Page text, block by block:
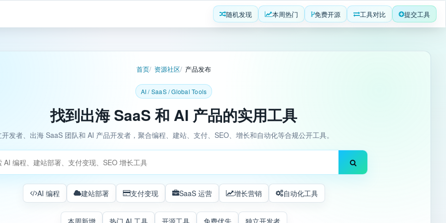
随机发现 本周热门 免费开源 工具对比 提交工具
首页 资源社区 产品发布
AI / SaaS / Global Tools
找到出海 SaaS 和 AI 产品的实用工具
发者、出海 SaaS 团队和 AI 产品开发者，聚合编程、建站、支付、SEO、增长和自动化等合规公开工具。
AI 编程 建站部署 支付变现 SaaS 运营 增长营销 自动化工具
本周新增 热门 AI 工具 开源工具 免费优先 独立开发者